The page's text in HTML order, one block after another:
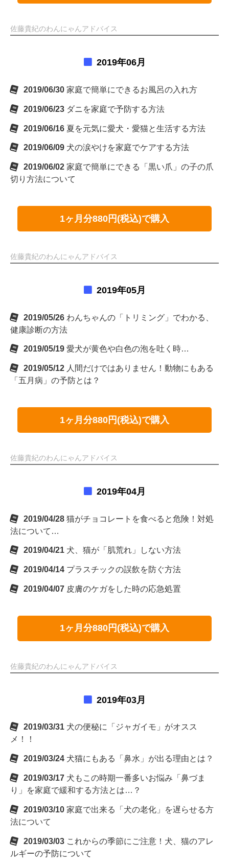
佐藤貴紀のわんにゃんアドバイス
2019年06月
2019/06/30 家庭で簡単にできるお風呂の入れ方
2019/06/23 ダニを家庭で予防する方法
2019/06/16 夏を元気に愛犬・愛猫と生活する方法
2019/06/09 犬の涙やけを家庭でケアする方法
2019/06/02 家庭で簡単にできる「黒い爪」の子の爪
切り方法について
1ヶ月分880円(税込)で購入
佐藤貴紀のわんにゃんアドバイス
2019年05月
2019/05/26 わんちゃんの「トリミング」でわかる、
健康診断の方法
2019/05/19 愛犬が黄色や白色の泡を吐く時…
2019/05/12 人間だけではありません！動物にもある
「五月病」の予防とは？
1ヶ月分880円(税込)で購入
佐藤貴紀のわんにゃんアドバイス
2019年04月
2019/04/28 猫がチョコレートを食べると危険！対処
法について…
2019/04/21 犬、猫が「肌荒れ」しない方法
2019/04/14 プラスチックの誤飲を防ぐ方法
2019/04/07 皮膚のケガをした時の応急処置
1ヶ月分880円(税込)で購入
佐藤貴紀のわんにゃんアドバイス
2019年03月
2019/03/31 犬の便秘に「ジャガイモ」がオスス
メ！！
2019/03/24 犬猫にもある「鼻水」が出る理由とは？
2019/03/17 犬もこの時期一番多いお悩み「鼻づま
り」を家庭で緩和する方法とは…？
2019/03/10 家庭で出来る「犬の老化」を遅らせる方
法について
2019/03/03 これからの季節にご注意！犬、猫のアレ
ルギーの予防について